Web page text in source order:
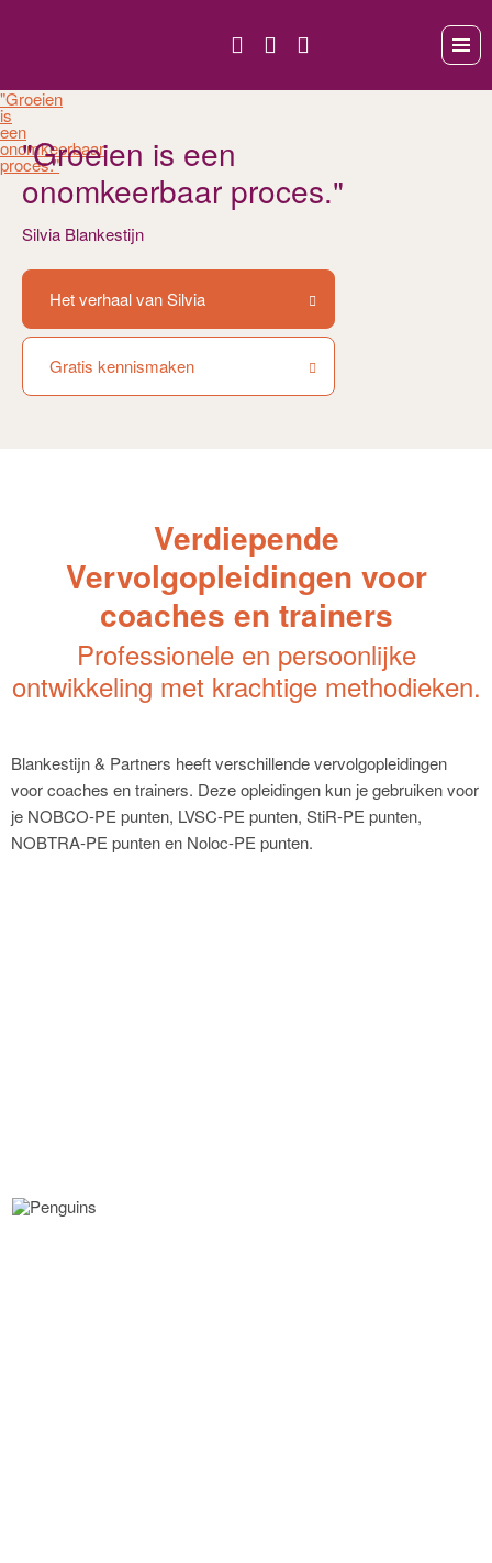
"Groeien
is
een
onomkeerbaar
proces."
"Groeien is een
onomkeerbaar proces."
Silvia Blankestijn
Het verhaal van Silvia
Gratis kennismaken
Verdiepende
Vervolgopleidingen voor
coaches en trainers
Professionele en persoonlijke
ontwikkeling met krachtige methodieken.
Blankestijn & Partners heeft verschillende vervolgopleidingen
voor coaches en trainers. Deze opleidingen kun je gebruiken voor
je NOBCO-PE punten, LVSC-PE punten, StiR-PE punten,
NOBTRA-PE punten en Noloc-PE punten.